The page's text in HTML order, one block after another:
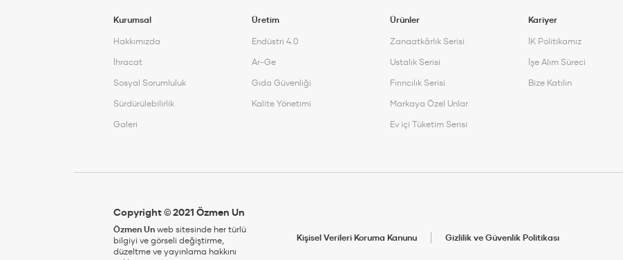
Kurumsal
Hakkımızda
İhracat
Sosyal Sorumluluk
Sürdürülebilirlik
Galeri
Üretim
Endüstri 4.0
Ar-Ge
Gıda Güvenliği
Kalite Yönetimi
Ürünler
Zanaatkârlık Serisi
Ustalık Serisi
Fırıncılık Serisi
Markaya Özel Unlar
Ev içi Tüketim Serisi
Kariyer
İK Politikamız
İşe Alım Süreci
Bize Katılın
Copyright © 2021 Özmen Un
Özmen Un web sitesinde her türlü
bilgiyi ve görseli değiştirme,
düzeltme ve yayınlama hakkını
Kişisel Verileri Koruma Kanunu Gizlilik ve Güvenlik Politikası